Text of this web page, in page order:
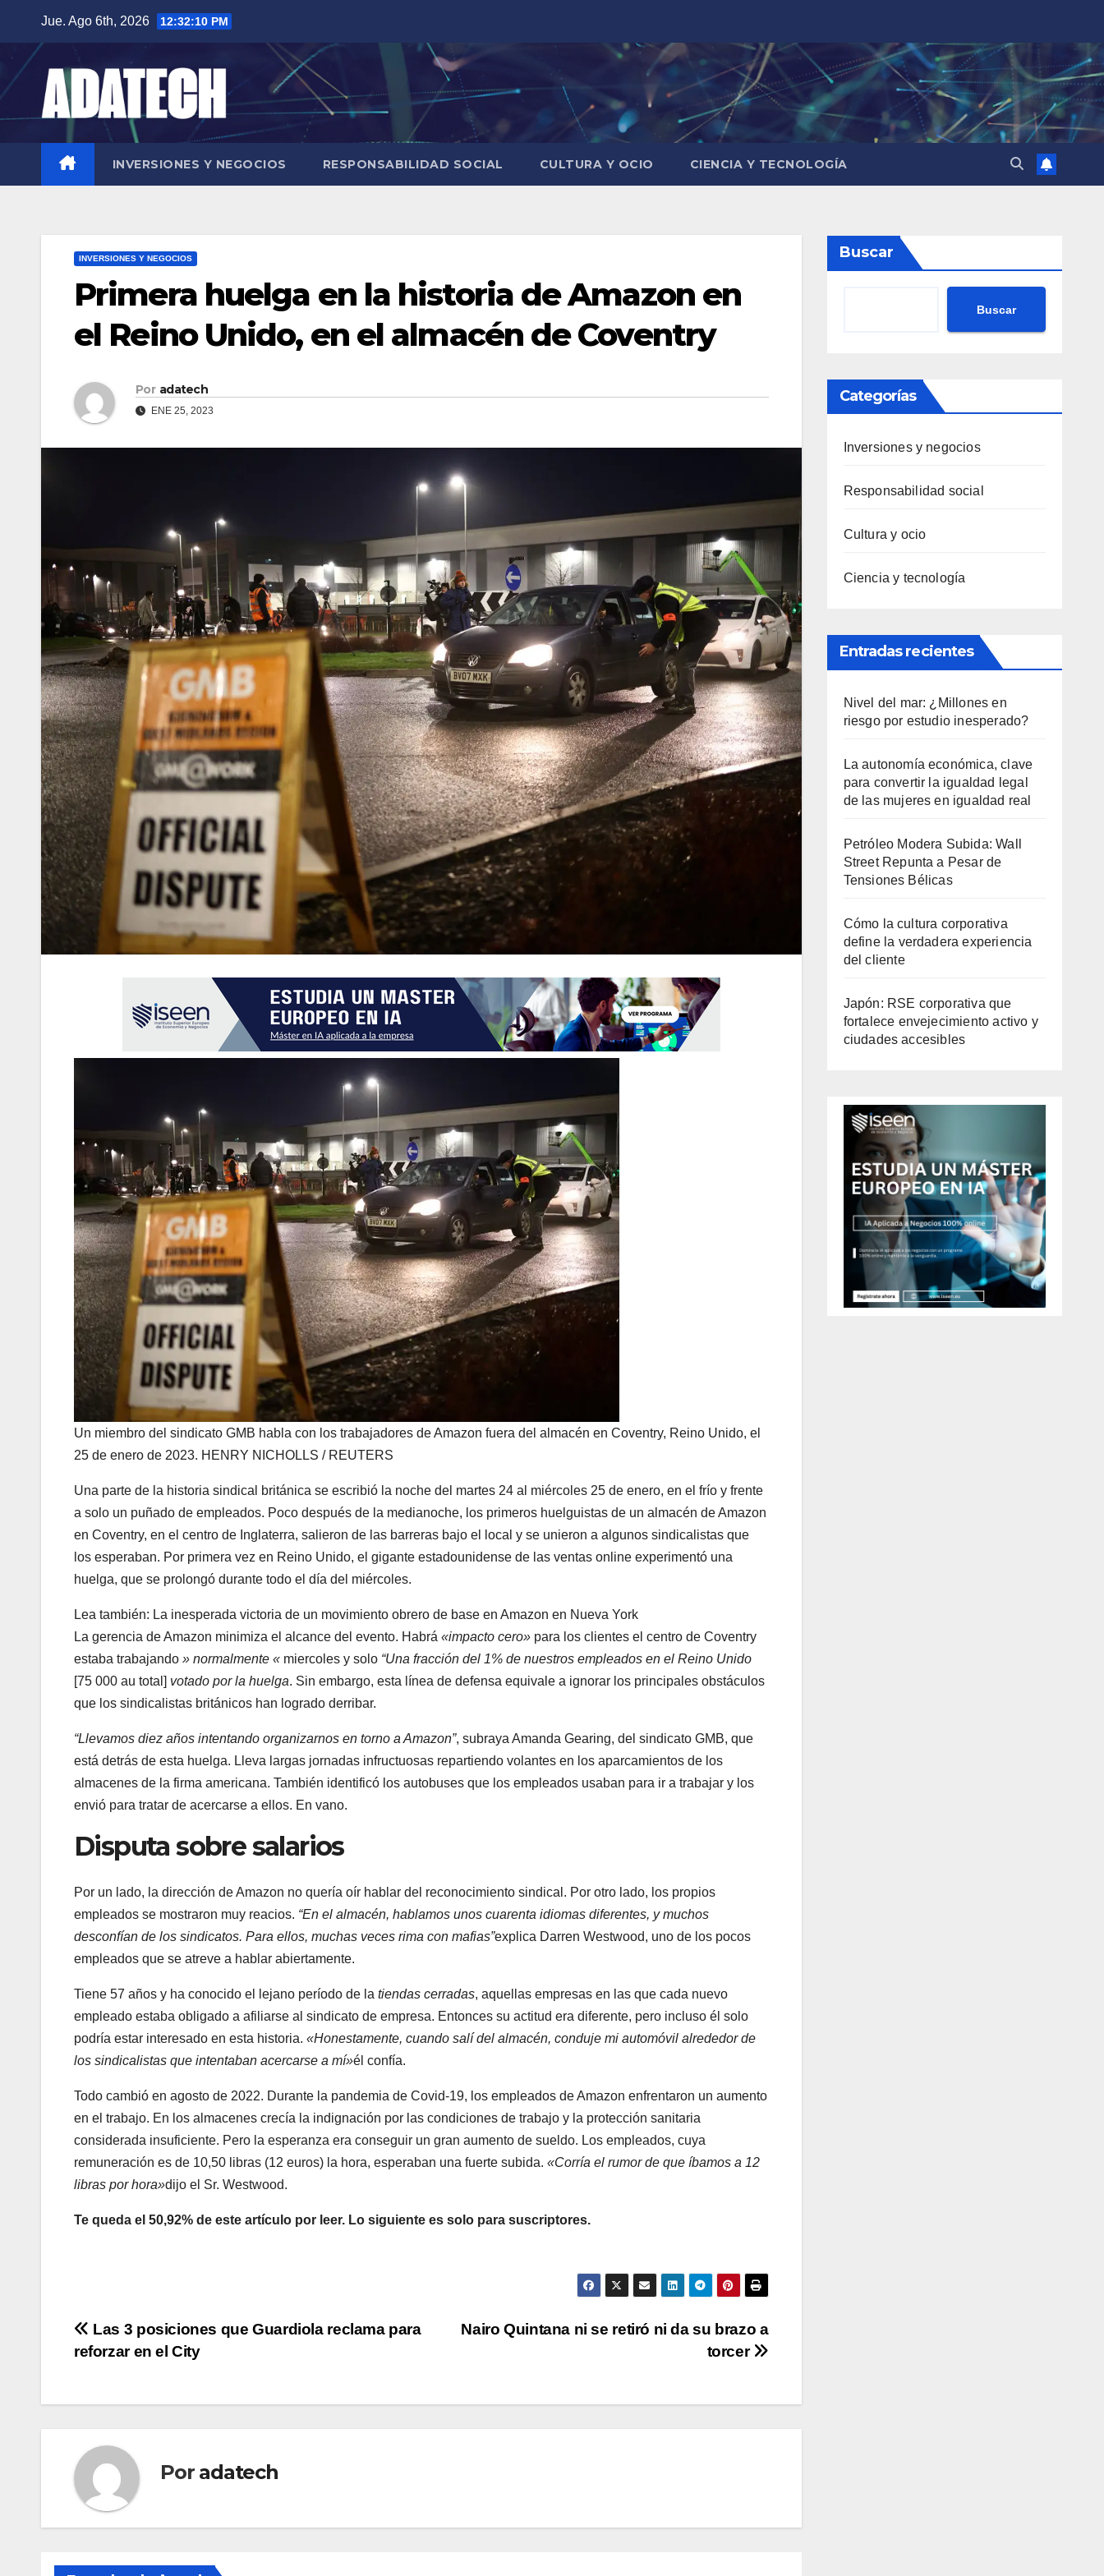
contenido
Jue. Ago 6th, 2026 12:32:12 PM
INVERSIONES Y NEGOCIOS RESPONSABILIDAD SOCIAL CULTURA Y OCIO CIENCIA Y TECNOLOGÍA
INVERSIONES Y NEGOCIOS
Primera huelga en la historia de Amazon en
el Reino Unido, en el almacén de Coventry
Por adatech
ENE 25, 2023
Un miembro del sindicato GMB habla con los trabajadores de Amazon fuera del almacén en Coventry, Reino Unido, el
25 de enero de 2023. HENRY NICHOLLS / REUTERS
Una parte de la historia sindical británica se escribió la noche del martes 24 al miércoles 25 de enero, en el frío y frente
a solo un puñado de empleados. Poco después de la medianoche, los primeros huelguistas de un almacén de Amazon
en Coventry, en el centro de Inglaterra, salieron de las barreras bajo el local y se unieron a algunos sindicalistas que
los esperaban. Por primera vez en Reino Unido, el gigante estadounidense de las ventas online experimentó una
huelga, que se prolongó durante todo el día del miércoles.
Lea también: Artículo reservado para nuestros suscriptores
La inesperada victoria de un movimiento obrero de base en Amazon en Nueva York
La gerencia de Amazon minimiza el alcance del evento. Habrá «impacto cero» para los clientes el centro de Coventry
estaba trabajando » normalmente « miercoles y solo “Una fracción del 1% de nuestros empleados en el Reino Unido
[75 000 au total] votado por la huelga. Sin embargo, esta línea de defensa equivale a ignorar los principales obstáculos
que los sindicalistas británicos han logrado derribar.
“Llevamos diez años intentando organizarnos en torno a Amazon”, subraya Amanda Gearing, del sindicato GMB, que
está detrás de esta huelga. Lleva largas jornadas infructuosas repartiendo volantes en los aparcamientos de los
almacenes de la firma americana. También identificó los autobuses que los empleados usaban para ir a trabajar y los
envió para tratar de acercarse a ellos. En vano.
Disputa sobre salarios
Por un lado, la dirección de Amazon no quería oír hablar del reconocimiento sindical. Por otro lado, los propios
empleados se mostraron muy reacios. “En el almacén, hablamos unos cuarenta idiomas diferentes, y muchos
desconfían de los sindicatos. Para ellos, muchas veces rima con mafias”explica Darren Westwood, uno de los pocos
empleados que se atreve a hablar abiertamente.
Tiene 57 años y ha conocido el lejano período de la tiendas cerradas, aquellas empresas en las que cada nuevo
empleado estaba obligado a afiliarse al sindicato de empresa. Entonces su actitud era diferente, pero incluso él solo
podría estar interesado en esta historia. «Honestamente, cuando salí del almacén, conduje mi automóvil alrededor de
los sindicalistas que intentaban acercarse a mí»él confía.
Todo cambió en agosto de 2022. Durante la pandemia de Covid-19, los empleados de Amazon enfrentaron un aumento
en el trabajo. En los almacenes crecía la indignación por las condiciones de trabajo y la protección sanitaria
considerada insuficiente. Pero la esperanza era conseguir un gran aumento de sueldo. Los empleados, cuya
remuneración es de 10,50 libras (12 euros) la hora, esperaban una fuerte subida. «Corría el rumor de que íbamos a 12
libras por hora»dijo el Sr. Westwood.
Te queda el 50,92% de este artículo por leer. Lo siguiente es solo para suscriptores.
Navegación
entradas
Nairo Quintana ni se retiró ni da su brazo a
torcer
Las 3 posiciones que Guardiola reclama para
reforzar en el City
Por adatech
Buscar
Buscar
Categorías
Inversiones y negocios
Responsabilidad social
Cultura y ocio
Ciencia y tecnología
Entradas recientes
Nivel del mar: ¿Millones en
riesgo por estudio inesperado?
La autonomía económica, clave
para convertir la igualdad legal
de las mujeres en igualdad real
Petróleo Modera Subida: Wall
Street Repunta a Pesar de
Tensiones Bélicas
Cómo la cultura corporativa
define la verdadera experiencia
del cliente
Japón: RSE corporativa que
fortalece envejecimiento activo y
ciudades accesibles